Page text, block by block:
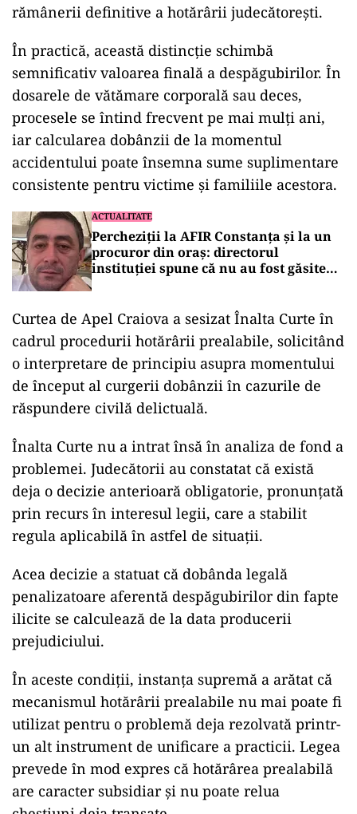
rămânerii definitive a hotărârii judecătorești.
În practică, această distincție schimbă
semnificativ valoarea finală a despăgubirilor. În
dosarele de vătămare corporală sau deces,
procesele se întind frecvent pe mai mulți ani,
iar calcularea dobânzii de la momentul
accidentului poate însemna sume suplimentare
consistente pentru victime și familiile acestora.
ACTUALITATE
Percheziții la AFIR Constanța și la un
procuror din oraș: directorul
instituției spune că nu au fost găsite
Curtea de Apel Craiova a sesizat Înalta Curte în
cadrul procedurii hotărârii prealabile, solicitând
o interpretare de principiu asupra momentului
de început al curgerii dobânzii în cazurile de
răspundere civilă delictuală.
Înalta Curte nu a intrat însă în analiza de fond a
problemei. Judecătorii au constatat că există
deja o decizie anterioară obligatorie, pronunțată
prin recurs în interesul legii, care a stabilit
regula aplicabilă în astfel de situații.
Acea decizie a statuat că dobânda legală
penalizatoare aferentă despăgubirilor din fapte
ilicite se calculează de la data producerii
prejudiciului.
În aceste condiții, instanța supremă a arătat că
mecanismul hotărârii prealabile nu mai poate fi
utilizat pentru o problemă deja rezolvată printr-
un alt instrument de unificare a practicii. Legea
prevede în mod expres că hotărârea prealabilă
are caracter subsidiar și nu poate relua